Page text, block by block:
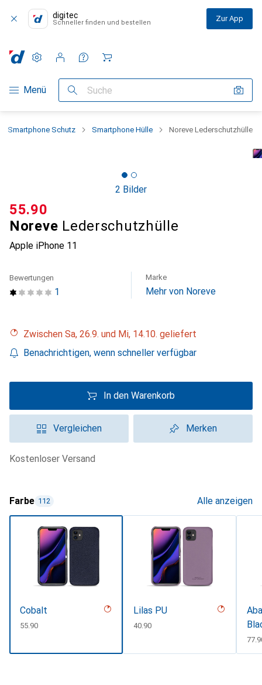
digitec
Schneller finden und bestellen Zur App
Navigation nach Kategorien
Menü Suche
Einstellungen
Kundenkonto
Vergleichslisten
Merklisten
Warenkorb
Smartphone Schutz Smartphone Hülle Noreve Lederschutzhülle
2 Bilder
Noreve Lederschutzhülle
Apple iPhone 11
CHF
55.90
1
Bewertungen Marke
Mehr von Noreve
Zwischen Sa, 26.9. und Mi, 14.10. geliefert
Benachrichtigen, wenn schneller verfügbar
In den Warenkorb
Vergleichen Merken
kostenloser Versand
Farbe 112 Alle anzeigen
Cobalt
CHF
55.90
Lilas PU
CHF
40.90
CHF